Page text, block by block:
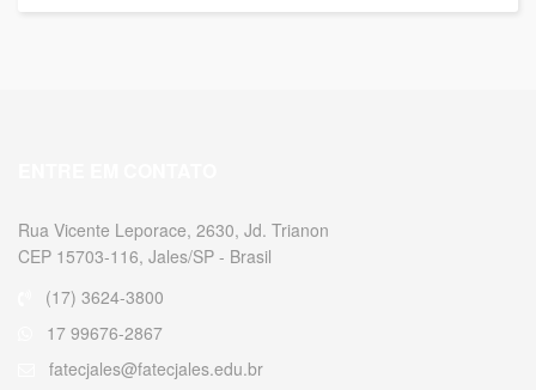
Rua Vicente Leporace, 2630, Jd. Trianon
CEP 15703-116, Jales/SP - Brasil
(17) 3624-3800
17 99676-2867
fatecjales@fatecjales.edu.br